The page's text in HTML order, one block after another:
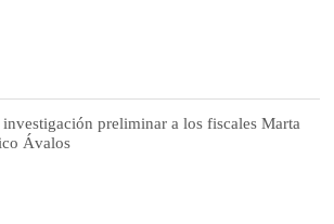
preliminar a los fiscales Marta
Ávalos